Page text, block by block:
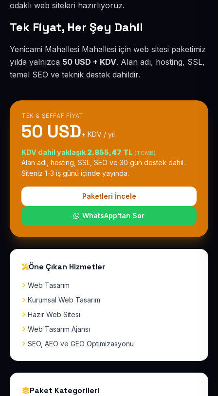
odaklı web siteleri hazırlıyoruz.
Tek Fiyat, Her Şey Dahil
Yenicami Mahallesi Mahallesi için web sitesi paketimiz
yılda yalnızca 50 USD + KDV. Alan adı, hosting, SSL,
temel SEO ve teknik destek dahildir.
TEK & ŞEFFAF FIYAT
50 USD+ KDV / yıl
KDV dahil yaklaşık 2.855,47 TL (TCMB)
Alan adı, hosting, SSL, SEO ve 30 gün destek dahil.
Siteniz 1-3 iş günü içinde yayında.
Paketleri İncele
WhatsApp'tan Sor
Öne Çıkan Hizmetler
Web Tasarım
Kurumsal Web Tasarım
Hazır Web Sitesi
Web Tasarım Ajansı
SEO, AEO ve GEO Optimizasyonu
Paket Kategorileri